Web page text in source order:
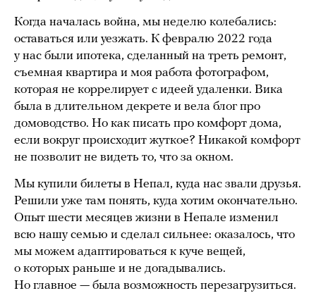
Когда началась война, мы неделю колебались:
оставаться или уезжать. К февралю 2022 года
у нас были ипотека, сделанный на треть ремонт,
съемная квартира и моя работа фотографом,
которая не коррелирует с идеей удаленки. Вика
была в длительном декрете и вела блог про
домоводство. Но как писать про комфорт дома,
если вокруг происходит жуткое? Никакой комфорт
не позволит не видеть то, что за окном.
Мы купили билеты в Непал, куда нас звали друзья.
Решили уже там понять, куда хотим окончательно.
Опыт шести месяцев жизни в Непале изменил
всю нашу семью и сделал сильнее: оказалось, что
мы можем адаптироваться к куче вещей,
о которых раньше и не догадывались.
Но главное — была возможность перезагрузиться.